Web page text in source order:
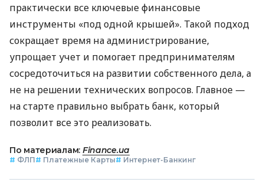
практически все ключевые финансовые
инструменты «под одной крышей». Такой подход
сокращает время на администрирование,
упрощает учет и помогает предпринимателям
сосредоточиться на развитии собственного дела, а
не на решении технических вопросов. Главное —
на старте правильно выбрать банк, который
позволит все это реализовать.
По материалам: Finance.ua
# ФЛП# Платежные Карты# Интернет-Банкинг